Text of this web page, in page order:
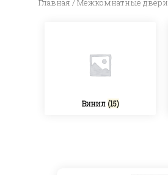
Главная / Межкомнатные двери
Винил (15)